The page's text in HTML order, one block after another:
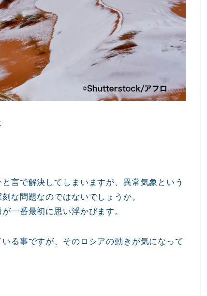
言で解決してしまいますが、異常気象という
な問題なのではないでしょうか。
一番最初に思い浮かびます。
る事ですが、そのロシアの動きが気になって